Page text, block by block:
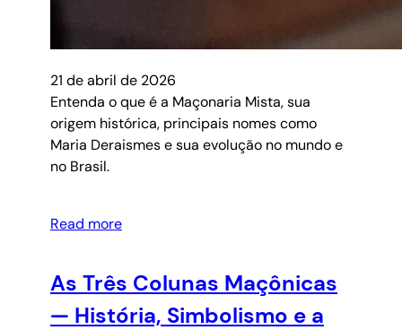
21 de abril de 2026
Entenda o que é a Maçonaria Mista, sua
origem histórica, principais nomes como
Maria Deraismes e sua evolução no mundo e
no Brasil.
Read more
As Três Colunas Maçônicas
— História, Simbolismo e a